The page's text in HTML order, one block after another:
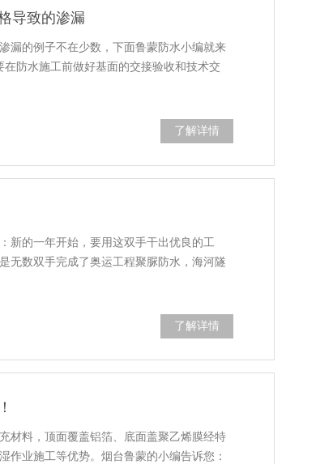
导致的渗漏
漏的例子不在少数，下面鲁蒙防水小编就来
防水施工前做好基面的交接验收和技术交
了解详情
新的一年开始，要用这双手干出优良的工
无数双手完成了奥运工程聚脲防水，海河隧
了解详情
材料，顶面覆盖铝箔、底面盖聚乙烯膜经特
作业施工等优势。烟台鲁蒙的小编告诉您：